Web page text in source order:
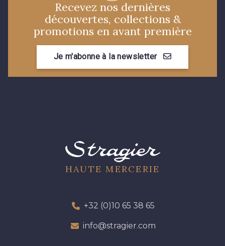
4935 - Myrtille
3890 - Rouge Tomate
Recevez nos dernières
découvertes, collections &
promotions en avant première
Je m'abonne à la newsletter
HAUTE MERCERIE
+32 (0)10 65 38 65
info@stragier.com